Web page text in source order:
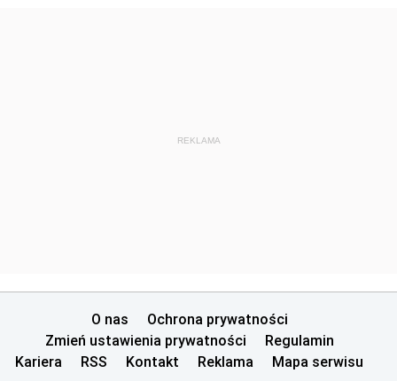
REKLAMA
O nas
Ochrona prywatności
Zmień ustawienia prywatności
Regulamin
Kariera
RSS Kontakt Reklama Mapa serwisu